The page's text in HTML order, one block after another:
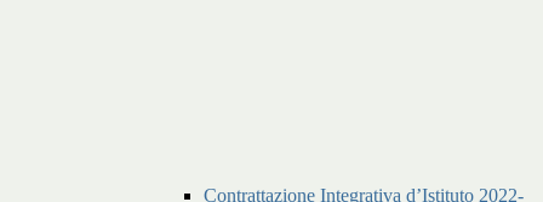
Contrattazione Integrativa d’Istituto 2022-